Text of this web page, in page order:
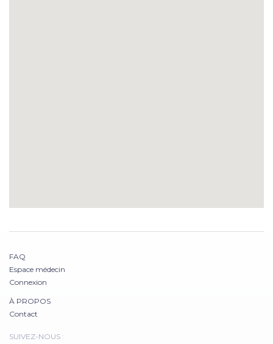
FAQ
Espace médecin
Connexion
À PROPOS
Contact
SUIVEZ-NOUS :